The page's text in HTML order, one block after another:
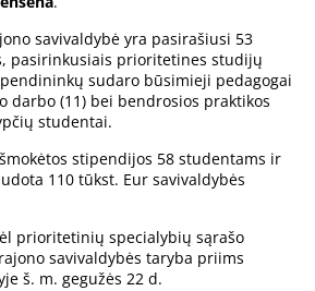
savivaldybė yra pasirašiusi 53
pasirinkusiais prioritetines studijų
sudaro būsimieji pedagogai
darbo (11) bei bendrosios praktikos
studentai.
stipendijos 58 studentams ir
110 tūkst. Eur savivaldybės
prioritetinių specialybių sąrašo
savivaldybės taryba priims
š. m. gegužės 22 d.